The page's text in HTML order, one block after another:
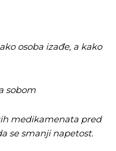
osoba izađe, a kako
sobom
medikamenata pred
se smanji napetost.